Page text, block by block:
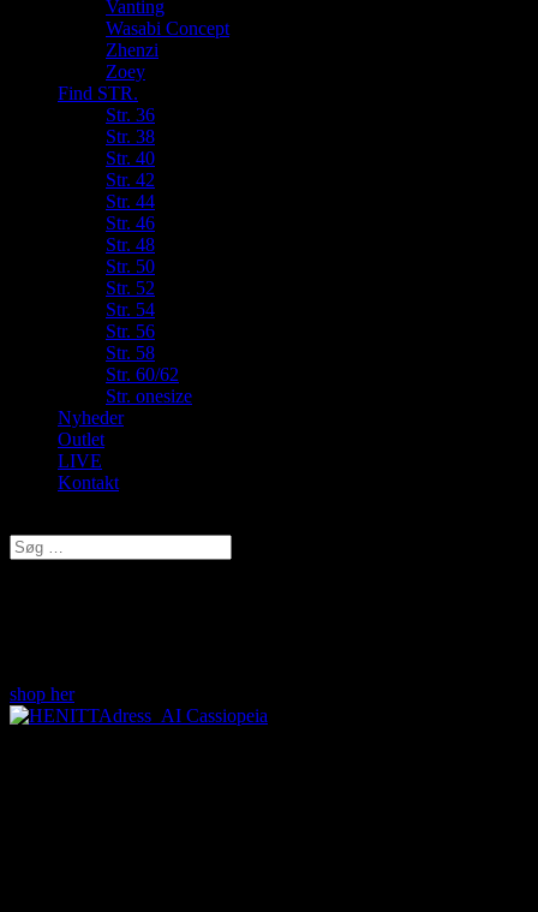
Vanting
Wasabi Concept
Zhenzi
Zoey
Find STR.
Str. 36
Str. 38
Str. 40
Str. 42
Str. 44
Str. 46
Str. 48
Str. 50
Str. 52
Str. 54
Str. 56
Str. 58
Str. 60/62
Str. onesize
Nyheder
Outlet
LIVE
Kontakt
shop her